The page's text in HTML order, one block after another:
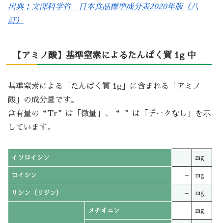
出典：文部科学省 日本食品標準成分表2020年版（八
訂）
【アミノ酸】基準窒素によるたんぱく質 1g 中
基準窒素による「たんぱく質 1g」に含まれる「アミノ
酸」の成分量です。
含有量の“Tr”は「微量」、“-”は「データなし」を示
しています。
イソロイシン – mg
ロイシン – mg
リシン（リジン） – mg
メチオニン – mg